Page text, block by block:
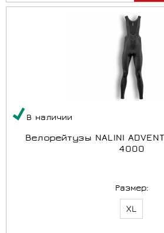
В наличии
Велорейтузы NALINI
4000
Размер:
XL